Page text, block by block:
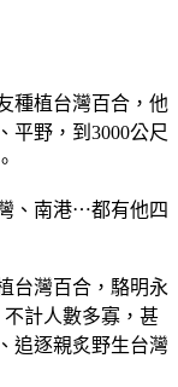
種植台灣百合，他
平野，到3000公尺
、南港⋯都有他四
台灣百合，駱明永
計人數多寡，甚
追逐親炙野生台灣